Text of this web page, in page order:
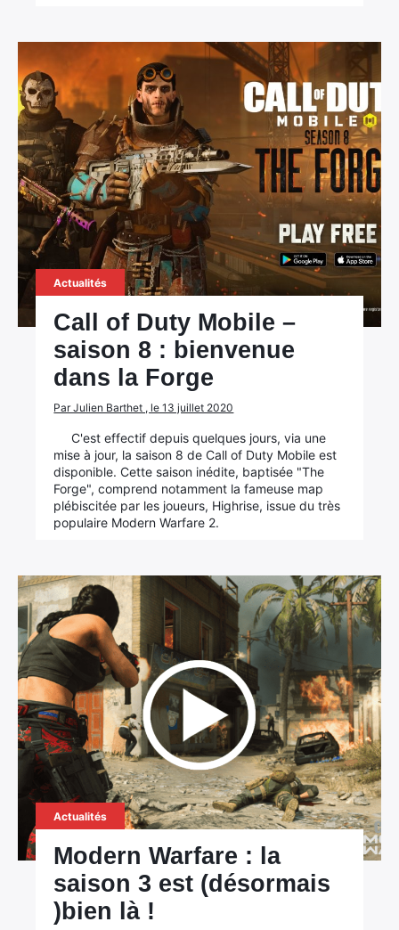
Actualités
Call of Duty Mobile –
saison 8 : bienvenue
dans la Forge
Par Julien Barthet , le 13 juillet 2020
C'est effectif depuis quelques jours, via une
mise à jour, la saison 8 de Call of Duty Mobile est
disponible. Cette saison inédite, baptisée "The
Forge", comprend notamment la fameuse map
plébiscitée par les joueurs, Highrise, issue du très
populaire Modern Warfare 2.
Actualités
Modern Warfare : la
saison 3 est (désormais
)bien là !